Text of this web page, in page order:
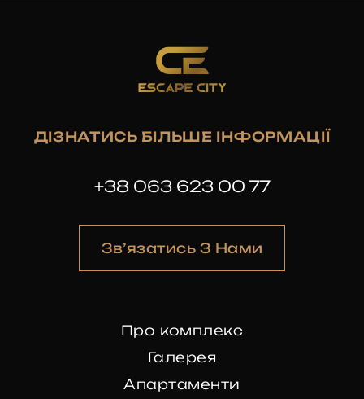
ДІЗНАТИСЬ БІЛЬШЕ ІНФОРМАЦІЇ
+38 063 623 00 77
Зв’язатись З Нами
Про комплекс
Галерея
Апартаменти